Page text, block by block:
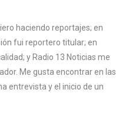
haciendo reportajes; en
fui reportero titular; en
y Radio 13 Noticias me
Me gusta encontrar en las
entrevista y el inicio de un